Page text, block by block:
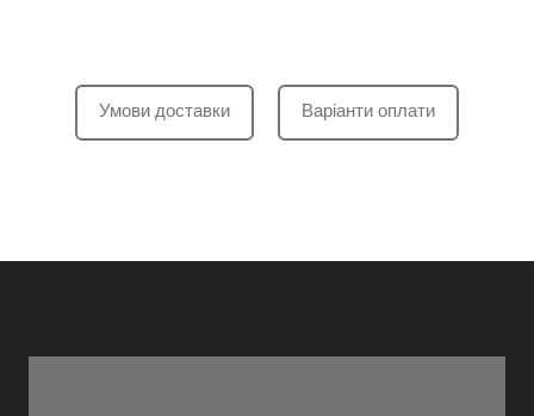
Умови доставки Варіанти оплати